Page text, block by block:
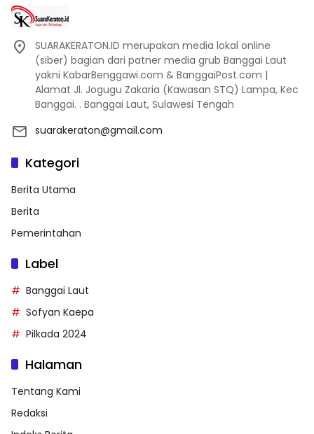
SUARAKERATON.ID merupakan media lokal online
(siber) bagian dari patner media grub Banggai Laut
yakni KabarBenggawi.com & BanggaiPost.com |
Alamat Jl. Jogugu Zakaria (Kawasan STQ) Lampa, Kec
Banggai. . Banggai Laut, Sulawesi Tengah
suarakeraton@gmail.com
Kategori
Berita Utama
Berita
Pemerintahan
Label
Banggai Laut
Sofyan Kaepa
Pilkada 2024
Halaman
Tentang Kami
Redaksi